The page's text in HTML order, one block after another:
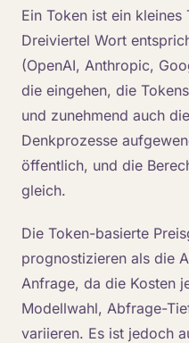
Ein Token ist ein
Dreiviertel Wort
(OpenAI, Anthropic,
die eingehen, die
und zunehmend auch
Denkprozesse
öffentlich, und die
gleich.
Die Token-basierte
prognostizieren als die
Anfrage, da die Kosten
Modellwahl, Abfrage-
variieren. Es ist jedoch